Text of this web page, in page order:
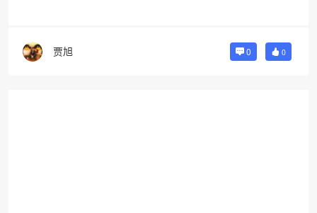
贾旭 0 0